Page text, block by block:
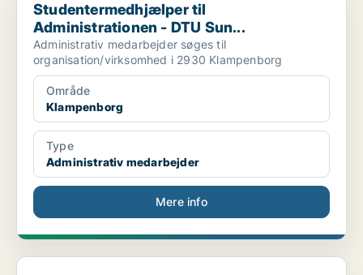
Studentermedhjælper til
Administrationen - DTU Sun...
Administrativ medarbejder søges til
organisation/virksomhed i 2930 Klampenborg
Område
Klampenborg
Type
Administrativ medarbejder
Mere info
Administrativ medarbejder i Nordsjælland